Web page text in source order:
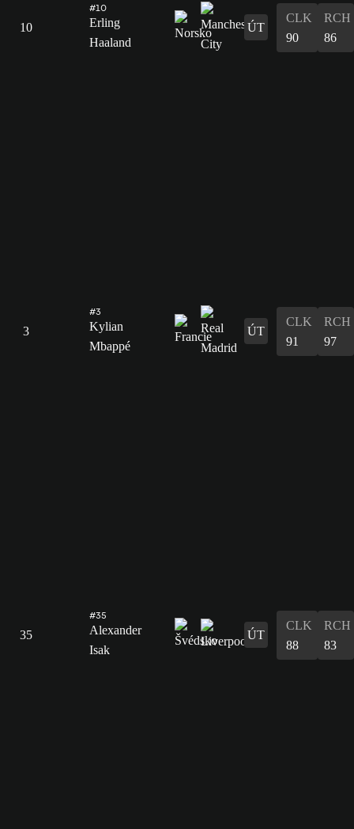
10
#10
Erling
Haaland
ÚT
CLK
90
RCH
86
3
#3
Kylian
Mbappé
ÚT
CLK
91
RCH
97
35
#35
Alexander
Isak
ÚT
CLK
88
RCH
83